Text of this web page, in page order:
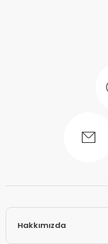
Hakkımızda